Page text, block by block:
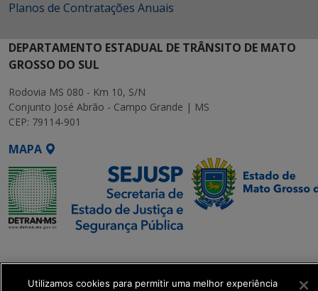
Planos de Contratações Anuais
DEPARTAMENTO ESTADUAL DE TRÂNSITO DE MATO
GROSSO DO SUL
Rodovia MS 080 - Km 10, S/N
Conjunto José Abrão - Campo Grande | MS
CEP: 79114-901
MAPA
Executiva de
Transformação Digital
Utilizamos cookies para permitir uma melhor experiência